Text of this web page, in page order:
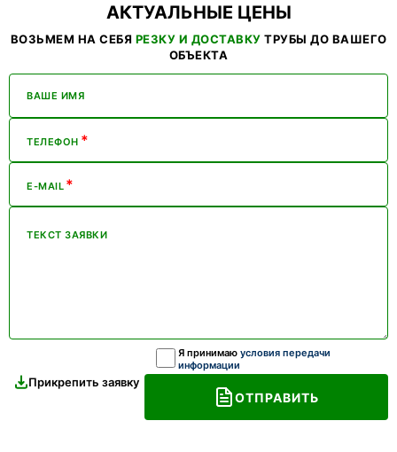
АКТУАЛЬНЫЕ ЦЕНЫ
ВОЗЬМЕМ НА СЕБЯ РЕЗКУ И ДОСТАВКУ ТРУБЫ ДО ВАШЕГО
ОБЪЕКТА
ВАШЕ ИМЯ
ТЕЛЕФОН *
E-MAIL *
ТЕКСТ ЗАЯВКИ
Прикрепить заявку
Я принимаю условия передачи
информации
ОТПРАВИТЬ